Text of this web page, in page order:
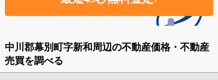
中川郡幕別町字新和周辺の不動産価格・不動産
売買を調べる